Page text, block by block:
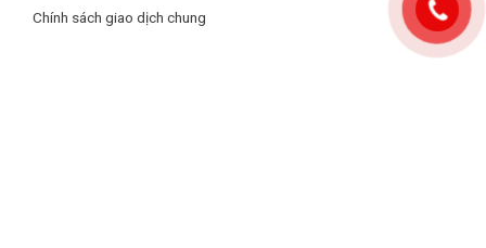
Chính sách giao dịch chung